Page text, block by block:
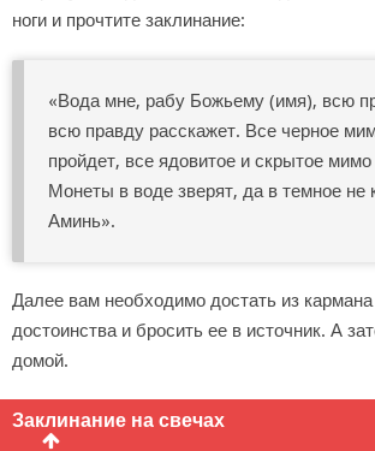
ноги и прочтите заклинание:
«Вода мне, рабу Божьему (имя), всю
всю правду расскажет. Все черное
пройдет, все ядовитое и скрытое мимо
Монеты в воде зверят, да в темное не
Аминь».
Далее вам необходимо достать из
достоинства и бросить ее в источник. А
домой.
Заклинание на свечах